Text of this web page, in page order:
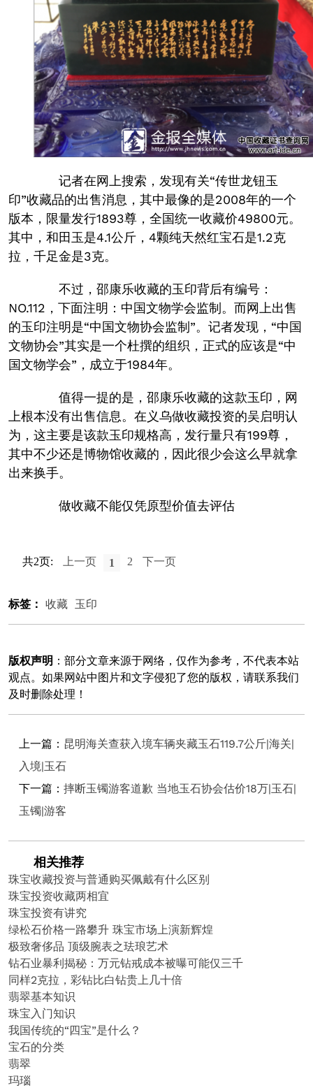
记者在网上搜索，发现有关“传世龙钮玉
印”收藏品的出售消息，其中最像的是2008年的一个
版本，限量发行1893尊，全国统一收藏价49800元。
其中，和田玉是4.1公斤，4颗纯天然红宝石是1.2克
拉，千足金是3克。
不过，邵康乐收藏的玉印背后有编号：
NO.112，下面注明：中国文物学会监制。而网上出售
的玉印注明是“中国文物协会监制”。记者发现，“中国
文物协会”其实是一个杜撰的组织，正式的应该是“中
国文物学会”，成立于1984年。
值得一提的是，邵康乐收藏的这款玉印，网
上根本没有出售信息。在义乌做收藏投资的吴启明认
为，这主要是该款玉印规格高，发行量只有199尊，
其中不少还是博物馆收藏的，因此很少会这么早就拿
出来换手。
做收藏不能仅凭原型价值去评估
共2页: 上一页 1 2 下一页
标签： 收藏 玉印
版权声明 ：部分文章来源于网络，仅作为参考，不代表本站
观点。如果网站中图片和文字侵犯了您的版权，请联系我们
及时删除处理！
上一篇： 昆明海关查获入境车辆夹藏玉石119.7公斤|海关|
入境|玉石
下一篇： 摔断玉镯游客道歉 当地玉石协会估价18万|玉石|
玉镯|游客
相关推荐
珠宝收藏投资与普通购买佩戴有什么区别
珠宝投资收藏两相宜
珠宝投资有讲究
绿松石价格一路攀升 珠宝市场上演新辉煌
极致奢侈品 顶级腕表之珐琅艺术
钻石业暴利揭秘：万元钻戒成本被曝可能仅三千
同样2克拉，彩钻比白钻贵上几十倍
翡翠基本知识
珠宝入门知识
我国传统的“四宝”是什么？
宝石的分类
翡翠
玛瑙